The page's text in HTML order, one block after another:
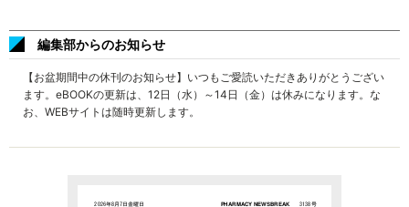
編集部からのお知らせ
【お盆期間中の休刊のお知らせ】いつもご愛読いただきありがとうござい
ます。eBOOKの更新は、12日（水）～14日（金）は休みになります。な
お、WEBサイトは随時更新します。